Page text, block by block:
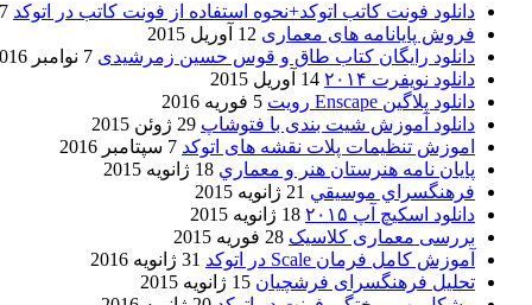
دانلود فونت کاتب اتوکد+نحوه استفاده از فونت کاتب در اتوکد 7 آگوست 2017
فروش پایانامه های معماری 12 آوریل 2015
دانلود رایگان کتاب طاق و قوس حسین زمرشیدی 7 نوامبر 2016
دانلود نویفرت ۲۰۱۴
14 آوریل 2015
دانلود پلاگین Enscape رویت
5 فوریه 2016
دانلود آموزش شیت بندی با فتوشاپ 29 ژوئن 2015
اموزش تنظیمات پلات نقشه های اتوکد 7 سپتامبر 2016
پایان نامه هنرستان هنر و معماري 18 ژانویه 2015
فرهنگسراي موسيقي 21 ژانویه 2015
دانلود اسکیچ آپ ۲۰۱۵
18 ژانویه 2015
بررسی معماری کلاسیک 28 فوریه 2015
آموزش کامل فرمان Scale در اتوکد
31 ژانویه 2016
تحلیل فرهنگسرای فرشچیان 15 ژانویه 2015